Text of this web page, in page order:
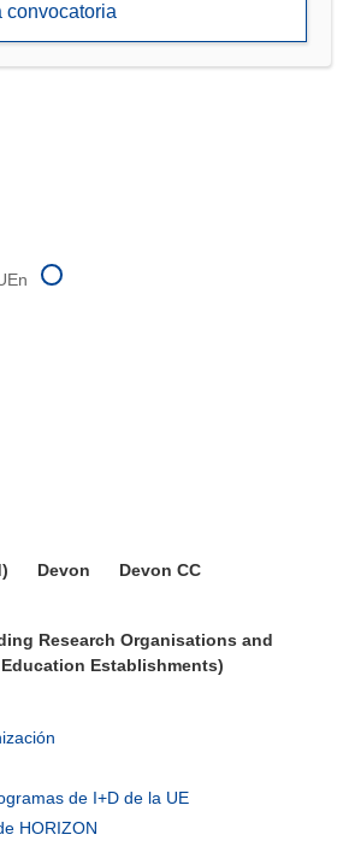
convocatoria
Devon Devon CC
Research Organisations and
Establishments)
en
nueva
de I+D de la UE
HORIZON